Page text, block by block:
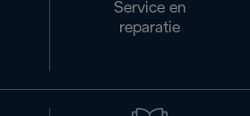
Service en
reparatie